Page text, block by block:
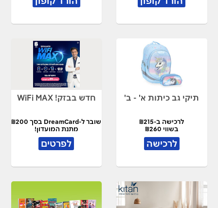
תיקי גב כיתות א' - ב'
לרכישה ב-₪215
בשווי ₪260
לרכישה
חדש בבזק! WiFi MAX
שובר ל-DreamCard בסך ₪200
מתנת המועדון!
לפרטים